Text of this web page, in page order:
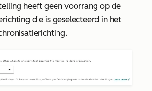
heeft geen voorrang op de
die is geselecteerd in het
.